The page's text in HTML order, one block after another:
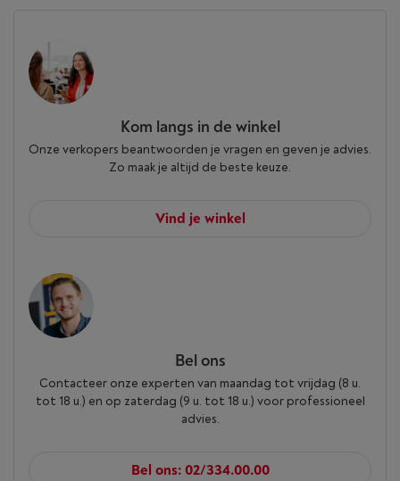
Kom langs in de winkel
Onze verkopers beantwoorden je vragen en geven je advies.
Zo maak je altijd de beste keuze.
Vind je winkel
Bel ons
Contacteer onze experten van maandag tot vrijdag (8 u.
tot 18 u.) en op zaterdag (9 u. tot 18 u.) voor professioneel
advies.
Bel ons: 02/334.00.00